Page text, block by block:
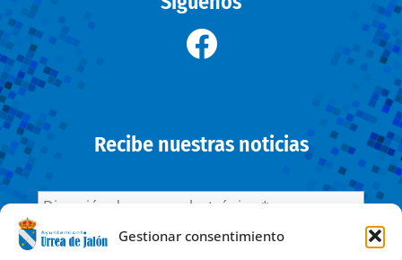
Gestionar consentimiento
Recibe nuestras noticias
He leído y acepto la